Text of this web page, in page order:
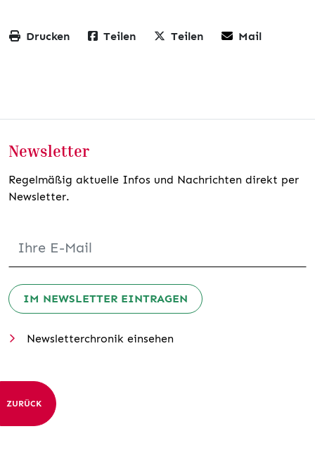
Drucken Teilen Teilen Mail
Newsletter
Regelmäßig aktuelle Infos und Nachrichten direkt per
Newsletter.
IM NEWSLETTER EINTRAGEN
Newsletterchronik einsehen
ZURÜCK